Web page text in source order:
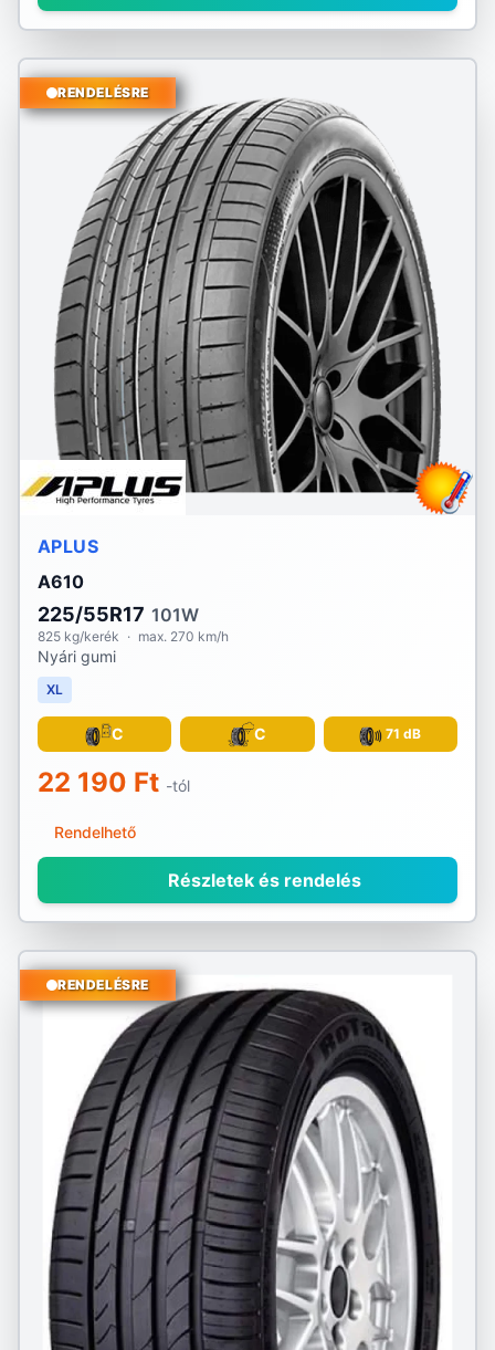
RENDELÉSRE
APLUS
A610
225/55R17 101W
825 kg/kerék · max. 270 km/h
Nyári gumi
XL
C C 71 dB
22 190 Ft -tól
Rendelhető
Részletek és rendelés
RENDELÉSRE